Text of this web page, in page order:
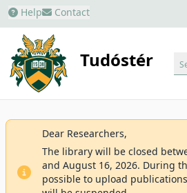
Help Contact
Tudóstér
Dear Researchers,
The library will be closed
and August 16, 2026. During
possible to upload